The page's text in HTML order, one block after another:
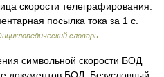
скорости телеграфирования.
посылка тока за 1 с.
словарь
символьной скорости БОД